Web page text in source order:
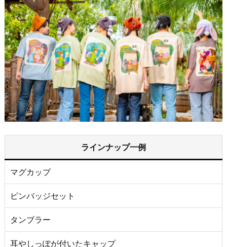
ラインナップ一例
マグカップ
ピンバッジセット
タンブラー
耳やしっぽが付いたキャップ